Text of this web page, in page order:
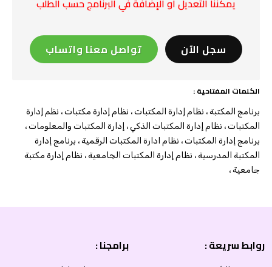
سجل الآن تواصل معنا واتساب
الكلمات المفتاحية :
برنامج المكتبة ، نظام إدارة المكتبات ، نظام إدارة مكتبات ، نظم إدارة
المكتبات ، نظام إدارة المكتبات الذكي ، إدارة المكتبات والمعلومات ،
برنامج إدارة المكتبات ، نظام ادارة المكتبات الرقمية ، برنامج إدارة
المكتبة المدرسية ، نظام إدارة المكتبات الجامعية ، نظام إدارة مكتبة
جامعية ،
روابط سريعة : برامجنا :